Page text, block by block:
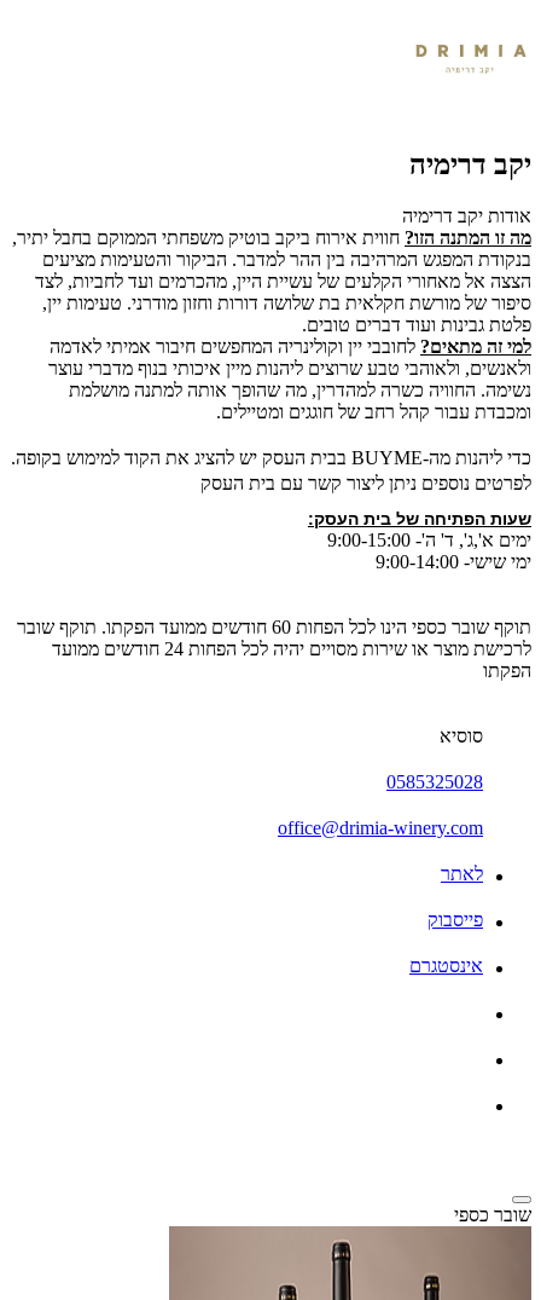
יקב דרימיה
אודות יקב דרימיה
מה זו המתנה הזו? חווית אירוח ביקב בוטיק משפחתי הממוקם בחבל יתיר,
בנקודת המפגש המרהיבה בין ההר למדבר. הביקור והטעימות מציעים
הצצה אל מאחורי הקלעים של עשיית היין, מהכרמים ועד לחביות, לצד
סיפור של מורשת חקלאית בת שלושה דורות וחזון מודרני. טעימות יין,
פלטת גבינות ועוד דברים טובים.
למי זה מתאים? לחובבי יין וקולינריה המחפשים חיבור אמיתי לאדמה
ולאנשים, ולאוהבי טבע שרוצים ליהנות מיין איכותי בנוף מדברי עוצר
נשימה. החוויה כשרה למהדרין, מה שהופך אותה למתנה מושלמת
ומכבדת עבור קהל רחב של חוגגים ומטיילים.
כדי ליהנות מה-BUYME בבית העסק יש להציג את הקוד למימוש בקופה.
לפרטים נוספים ניתן ליצור קשר עם בית העסק
שעות הפתיחה של בית העסק:
ימים א',ג', ד' ה'- 9:00-15:00
ימי שישי- 9:00-14:00
תוקף שובר כספי הינו לכל הפחות 60 חודשים ממועד הפקתו. תוקף שובר
לרכישת מוצר או שירות מסויים יהיה לכל הפחות 24 חודשים ממועד
הפקתו
סוסיא
0585325028
office@drimia-winery.com
לאתר
פייסבוק
אינסטגרם
שובר כספי